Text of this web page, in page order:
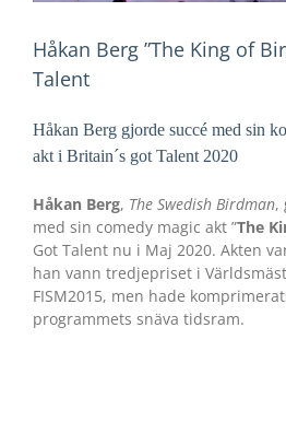
Håkan Berg ”The King of
Talent
Håkan Berg gjorde succé med sin
akt i Britain´s got Talent 2020
Håkan Berg, The Swedish Birdman,
med sin comedy magic akt ”The
Got Talent nu i Maj 2020. Akten
han vann tredjepriset i
FISM2015, men hade
programmets snäva tidsram.